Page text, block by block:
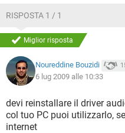
RISPOSTA 1 / 1
Miglior risposta
Noureddine Bouzidi
6 lug 2009 alle 10:33
devi reinstallare il driver
col tuo PC puoi utilizzarlo,
internet